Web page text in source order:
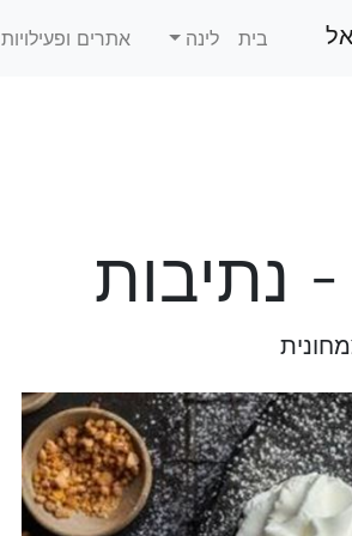
בית לינה אתרים ופעילויות
נתיבות